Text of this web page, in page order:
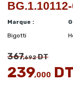
Marque :
Bigotti
367,692DT
239,000